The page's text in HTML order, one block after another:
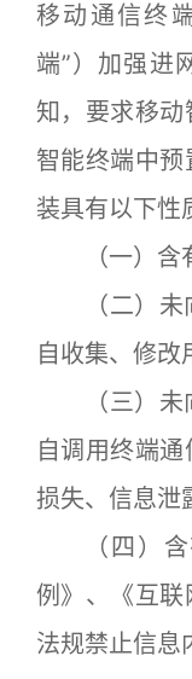
移动通信终
端”）加强进
知，要求移
智能终端中
装具有以下性
（一）含
（二）
自收集、修改
（三）
自调用终端
损失、信息泄
（四）
例》、《互
法规禁止信息